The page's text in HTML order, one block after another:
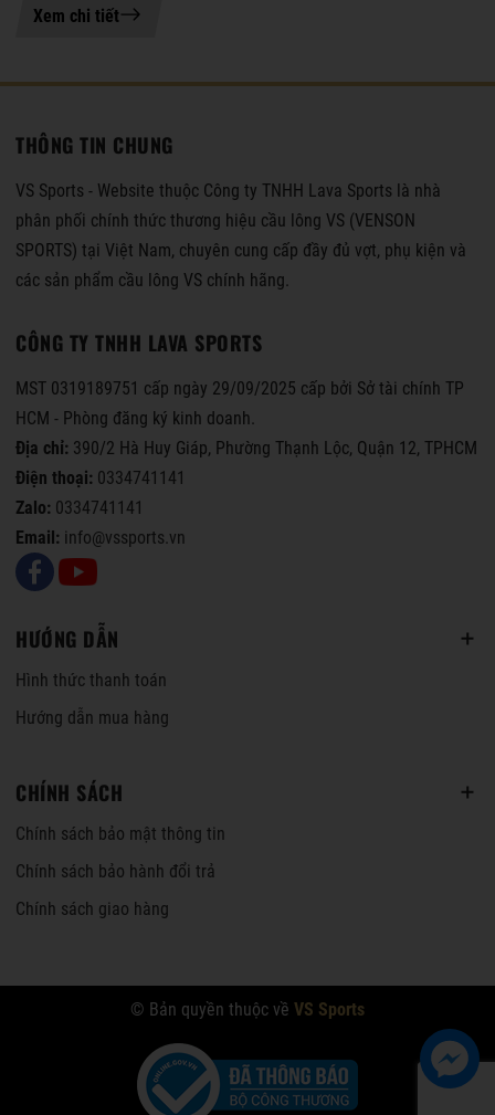
06-04-2026 15:51
Xem chi tiết
THÔNG TIN CHUNG
VS Sports - Website thuộc Công ty TNHH Lava Sports là nhà
phân phối chính thức thương hiệu cầu lông VS (VENSON
SPORTS) tại Việt Nam, chuyên cung cấp đầy đủ vợt, phụ kiện và
các sản phẩm cầu lông VS chính hãng.
CÔNG TY TNHH LAVA SPORTS
MST 0319189751 cấp ngày 29/09/2025 cấp bởi Sở tài chính TP
HCM - Phòng đăng ký kinh doanh.
Địa chỉ: 390/2 Hà Huy Giáp, Phường Thạnh Lộc, Quận 12, TPHCM
Điện thoại: 0334741141
Zalo: 0334741141
Email: info@vssports.vn
HƯỚNG DẪN
Hình thức thanh toán
Hướng dẫn mua hàng
CHÍNH SÁCH
Chính sách bảo mật thông tin
Chính sách bảo hành đổi trả
Chính sách giao hàng
© Bản quyền thuộc về VS Sports